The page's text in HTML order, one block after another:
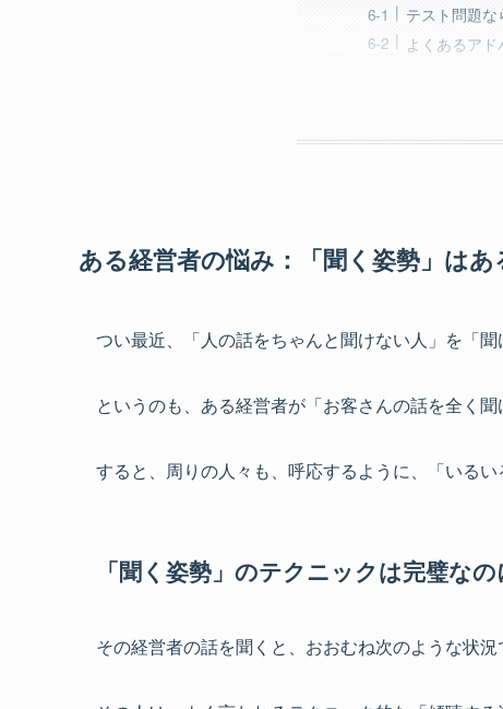
テスト問題
よくあるア
ある経営者の悩み：「聞く姿勢」は
つい最近、「人の話をちゃんと聞けない人」を「
というのも、ある経営者が「お客さんの話を全く
すると、周りの人々も、呼応するように、「いるい
「聞く姿勢」のテクニックは完璧な
その経営者の話を聞くと、おおむね次のような状況